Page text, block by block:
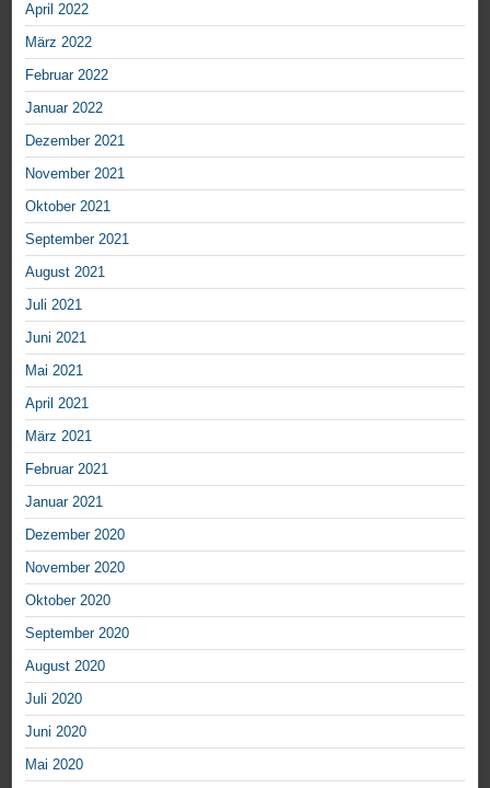
April 2022
März 2022
Februar 2022
Januar 2022
Dezember 2021
November 2021
Oktober 2021
September 2021
August 2021
Juli 2021
Juni 2021
Mai 2021
April 2021
März 2021
Februar 2021
Januar 2021
Dezember 2020
November 2020
Oktober 2020
September 2020
August 2020
Juli 2020
Juni 2020
Mai 2020